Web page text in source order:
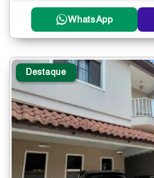
WhatsApp
Destaque